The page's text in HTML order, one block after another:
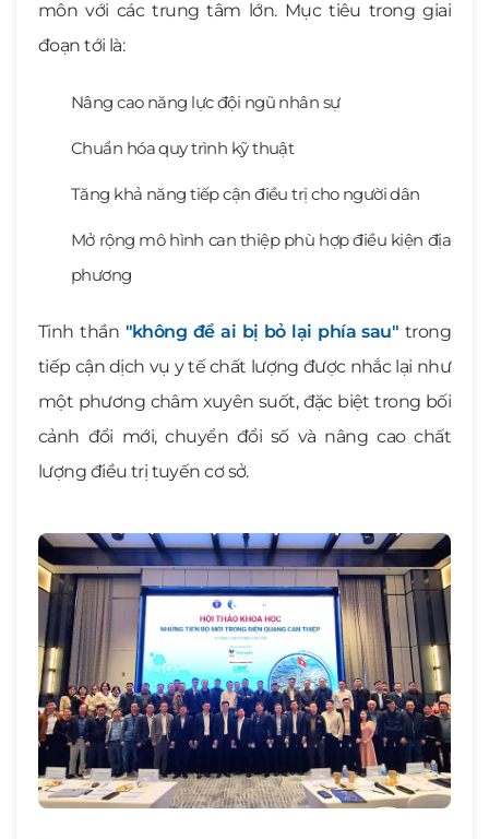
môn với các trung tâm lớn. Mục tiêu trong giai
đoạn tới là:
Nâng cao năng lực đội ngũ nhân sự
Chuẩn hóa quy trình kỹ thuật
Tăng khả năng tiếp cận điều trị cho người dân
Mở rộng mô hình can thiệp phù hợp điều kiện địa
phương
Tinh thần "không để ai bị bỏ lại phía sau" trong
tiếp cận dịch vụ y tế chất lượng được nhắc lại như
một phương châm xuyên suốt, đặc biệt trong bối
cảnh đổi mới, chuyển đổi số và nâng cao chất
lượng điều trị tuyến cơ sở.